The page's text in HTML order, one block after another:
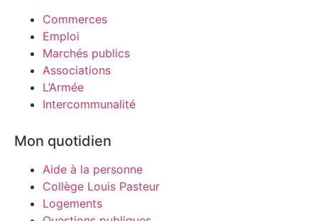
Commerces
Emploi
Marchés publics
Associations
L’Armée
Intercommunalité
Mon quotidien
Aide à la personne
Collège Louis Pasteur
Logements